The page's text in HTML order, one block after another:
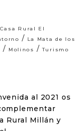
Casa Rural El
/ La Mata de los
/ Molinos / Turismo
al 2021 os
Rural Millán y